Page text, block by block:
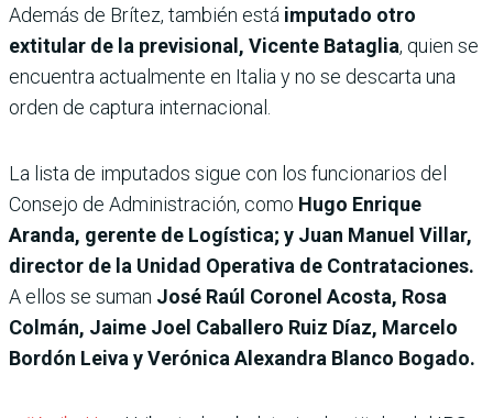
Además de Brítez, también está imputado otro
extitular de la previsional, Vicente Bataglia, quien se
encuentra actualmente en Italia y no se descarta una
orden de captura internacional.
La lista de imputados sigue con los funcionarios del
Consejo de Administración, como Hugo Enrique
Aranda, gerente de Logística; y Juan Manuel Villar,
director de la Unidad Operativa de Contrataciones.
A ellos se suman José Raúl Coronel Acosta, Rosa
Colmán, Jaime Joel Caballero Ruiz Díaz, Marcelo
Bordón Leiva y Verónica Alexandra Blanco Bogado.